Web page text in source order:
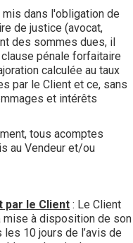
dans l'obligation de
de justice (avocat,
des sommes dues, il
pénale forfaitaire
calculée au taux
par le Client et ce, sans
et intérêts
tous acomptes
au Vendeur et/ou
par le Client : Le Client
mise à disposition de son
10 jours de l’avis de